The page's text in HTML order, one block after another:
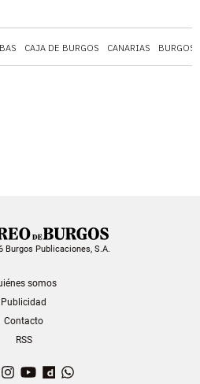
CAJA DE BURGOS CANARIAS BURGOS
Burgos Publicaciones, S.A.
somos
Publicidad
Contacto
RSS
TwitterInstagram
YouTubeDailymotion